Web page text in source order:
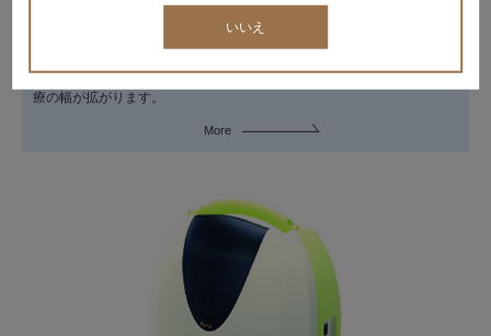
いいえ
レーザ
診療の流れを変える半導体レーザ。切開・止血・凝固と効果も高く、治
療の幅が拡がります。
More